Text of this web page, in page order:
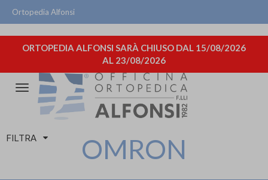
Ortopedia Alfonsi
ORTOPEDIA ALFONSI SARÀ CHIUSO DAL 15/08/2026
AL 23/08/2026
Attiva/disattiva
navigazione
FILTRA OMRON